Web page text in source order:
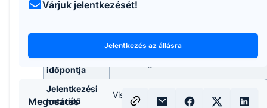
képzettség
Leírás
felhőszolgáltatások tantárgyak oktatása.
Betölthetőség
időpontja
Jelentkezési
határidő
Visszavonásig folyamatosan.
Várjuk jelentkezését!
Jelentkezés az állásra
Megosztás